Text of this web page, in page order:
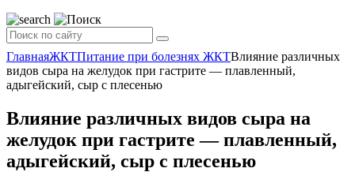
ГлавнаяЖКТПитание при болезнях ЖКТВлияние различных
видов сыра на желудок при гастрите — плавленный,
адыгейский, сыр с плесенью
Влияние различных видов сыра на
желудок при гастрите — плавленный,
адыгейский, сыр с плесенью